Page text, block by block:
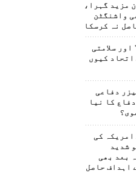
مزید گہرا،
واشنگٹن
نہ کرسکا
سلامتی
اتحاد کیوں
دفاعی
کا نیا
امریکہ کی
شدید
بعد بھی
اہداف حاصل